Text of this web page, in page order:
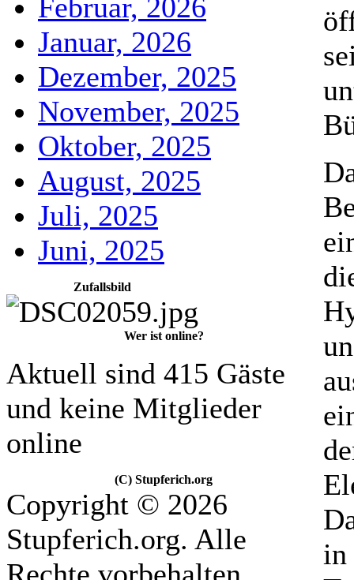
Februar, 2026
Januar, 2026
Dezember, 2025
November, 2025
Oktober, 2025
August, 2025
Juli, 2025
Juni, 2025
Zufallsbild
Wer ist online?
Aktuell sind 415 Gäste
und keine Mitglieder
online
(C) Stupferich.org
Copyright © 2026
Stupferich.org. Alle
in